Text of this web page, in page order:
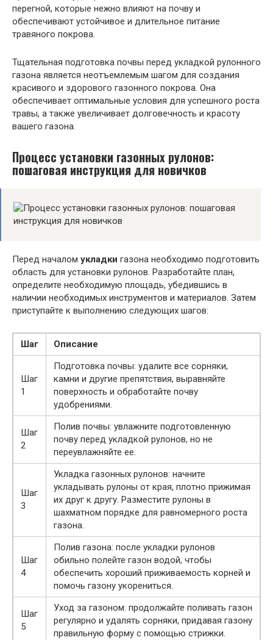
перегной, которые нежно влияют на почву и
обеспечивают устойчивое и длительное питание
травяного покрова.
Тщательная подготовка почвы перед укладкой рулонного
газона является неотъемлемым шагом для создания
красивого и здорового газонного покрова. Она
обеспечивает оптимальные условия для успешного роста
травы, а также увеличивает долговечность и красоту
вашего газона.
Процесс установки газонных рулонов:
пошаговая инструкция для новичков
Перед началом укладки газона необходимо подготовить
область для установки рулонов. Разработайте план,
определите необходимую площадь, убедившись в
наличии необходимых инструментов и материалов. Затем
приступайте к выполнению следующих шагов:
Шаг Описание
Шаг
1
Подготовка почвы: удалите все сорняки,
камни и другие препятствия, выравняйте
поверхность и обработайте почву
удобрениями.
Шаг
2
Полив почвы: увлажните подготовленную
почву перед укладкой рулонов, но не
переувлажняйте ее.
Шаг
3
Укладка газонных рулонов: начните
укладывать рулоны от края, плотно прижимая
их друг к другу. Разместите рулоны в
шахматном порядке для равномерного роста
газона.
Шаг
4
Полив газона: после укладки рулонов
обильно полейте газон водой, чтобы
обеспечить хороший приживаемость корней и
помочь газону укорениться.
Шаг
5
Уход за газоном: продолжайте поливать газон
регулярно и удалять сорняки, придавая газону
правильную форму с помощью стрижки.